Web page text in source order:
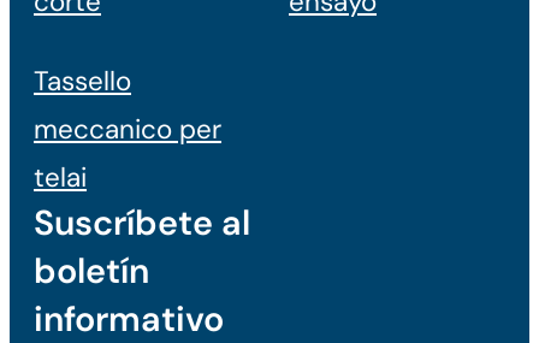
Tassello
meccanico per
telai
Suscríbete al
boletín
informativo